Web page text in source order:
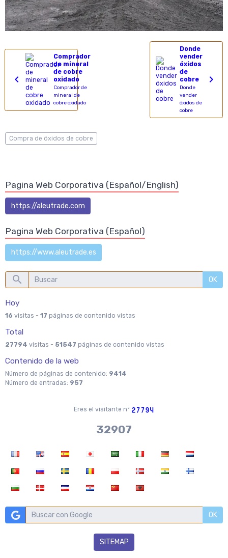
Comprador
de mineral
de cobre
oxidado
Comprador de
mineral de
cobre oxidado
Donde
vender
óxidos
de
cobre
Donde
vender
óxidos de
cobre
Compra de óxidos de cobre
Pagina Web Corporativa (Español/English)
https://aleutrade.com
Pagina Web Corporativa (Español)
https://www.aleutrade.es
OK
Hoy
16 visitas - 17 páginas de contenido vistas
Total
27794 visitas - 51547 páginas de contenido vistas
Contenido de la web
Número de páginas de contenido: 9414
Número de entradas: 957
Eres el visitante nº
36704
OK
SITEMAP